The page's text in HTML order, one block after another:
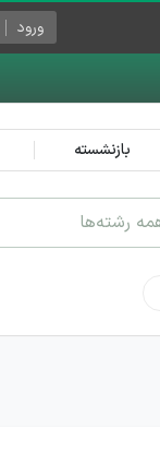
ورود
بازنشسته
رشته‌ها